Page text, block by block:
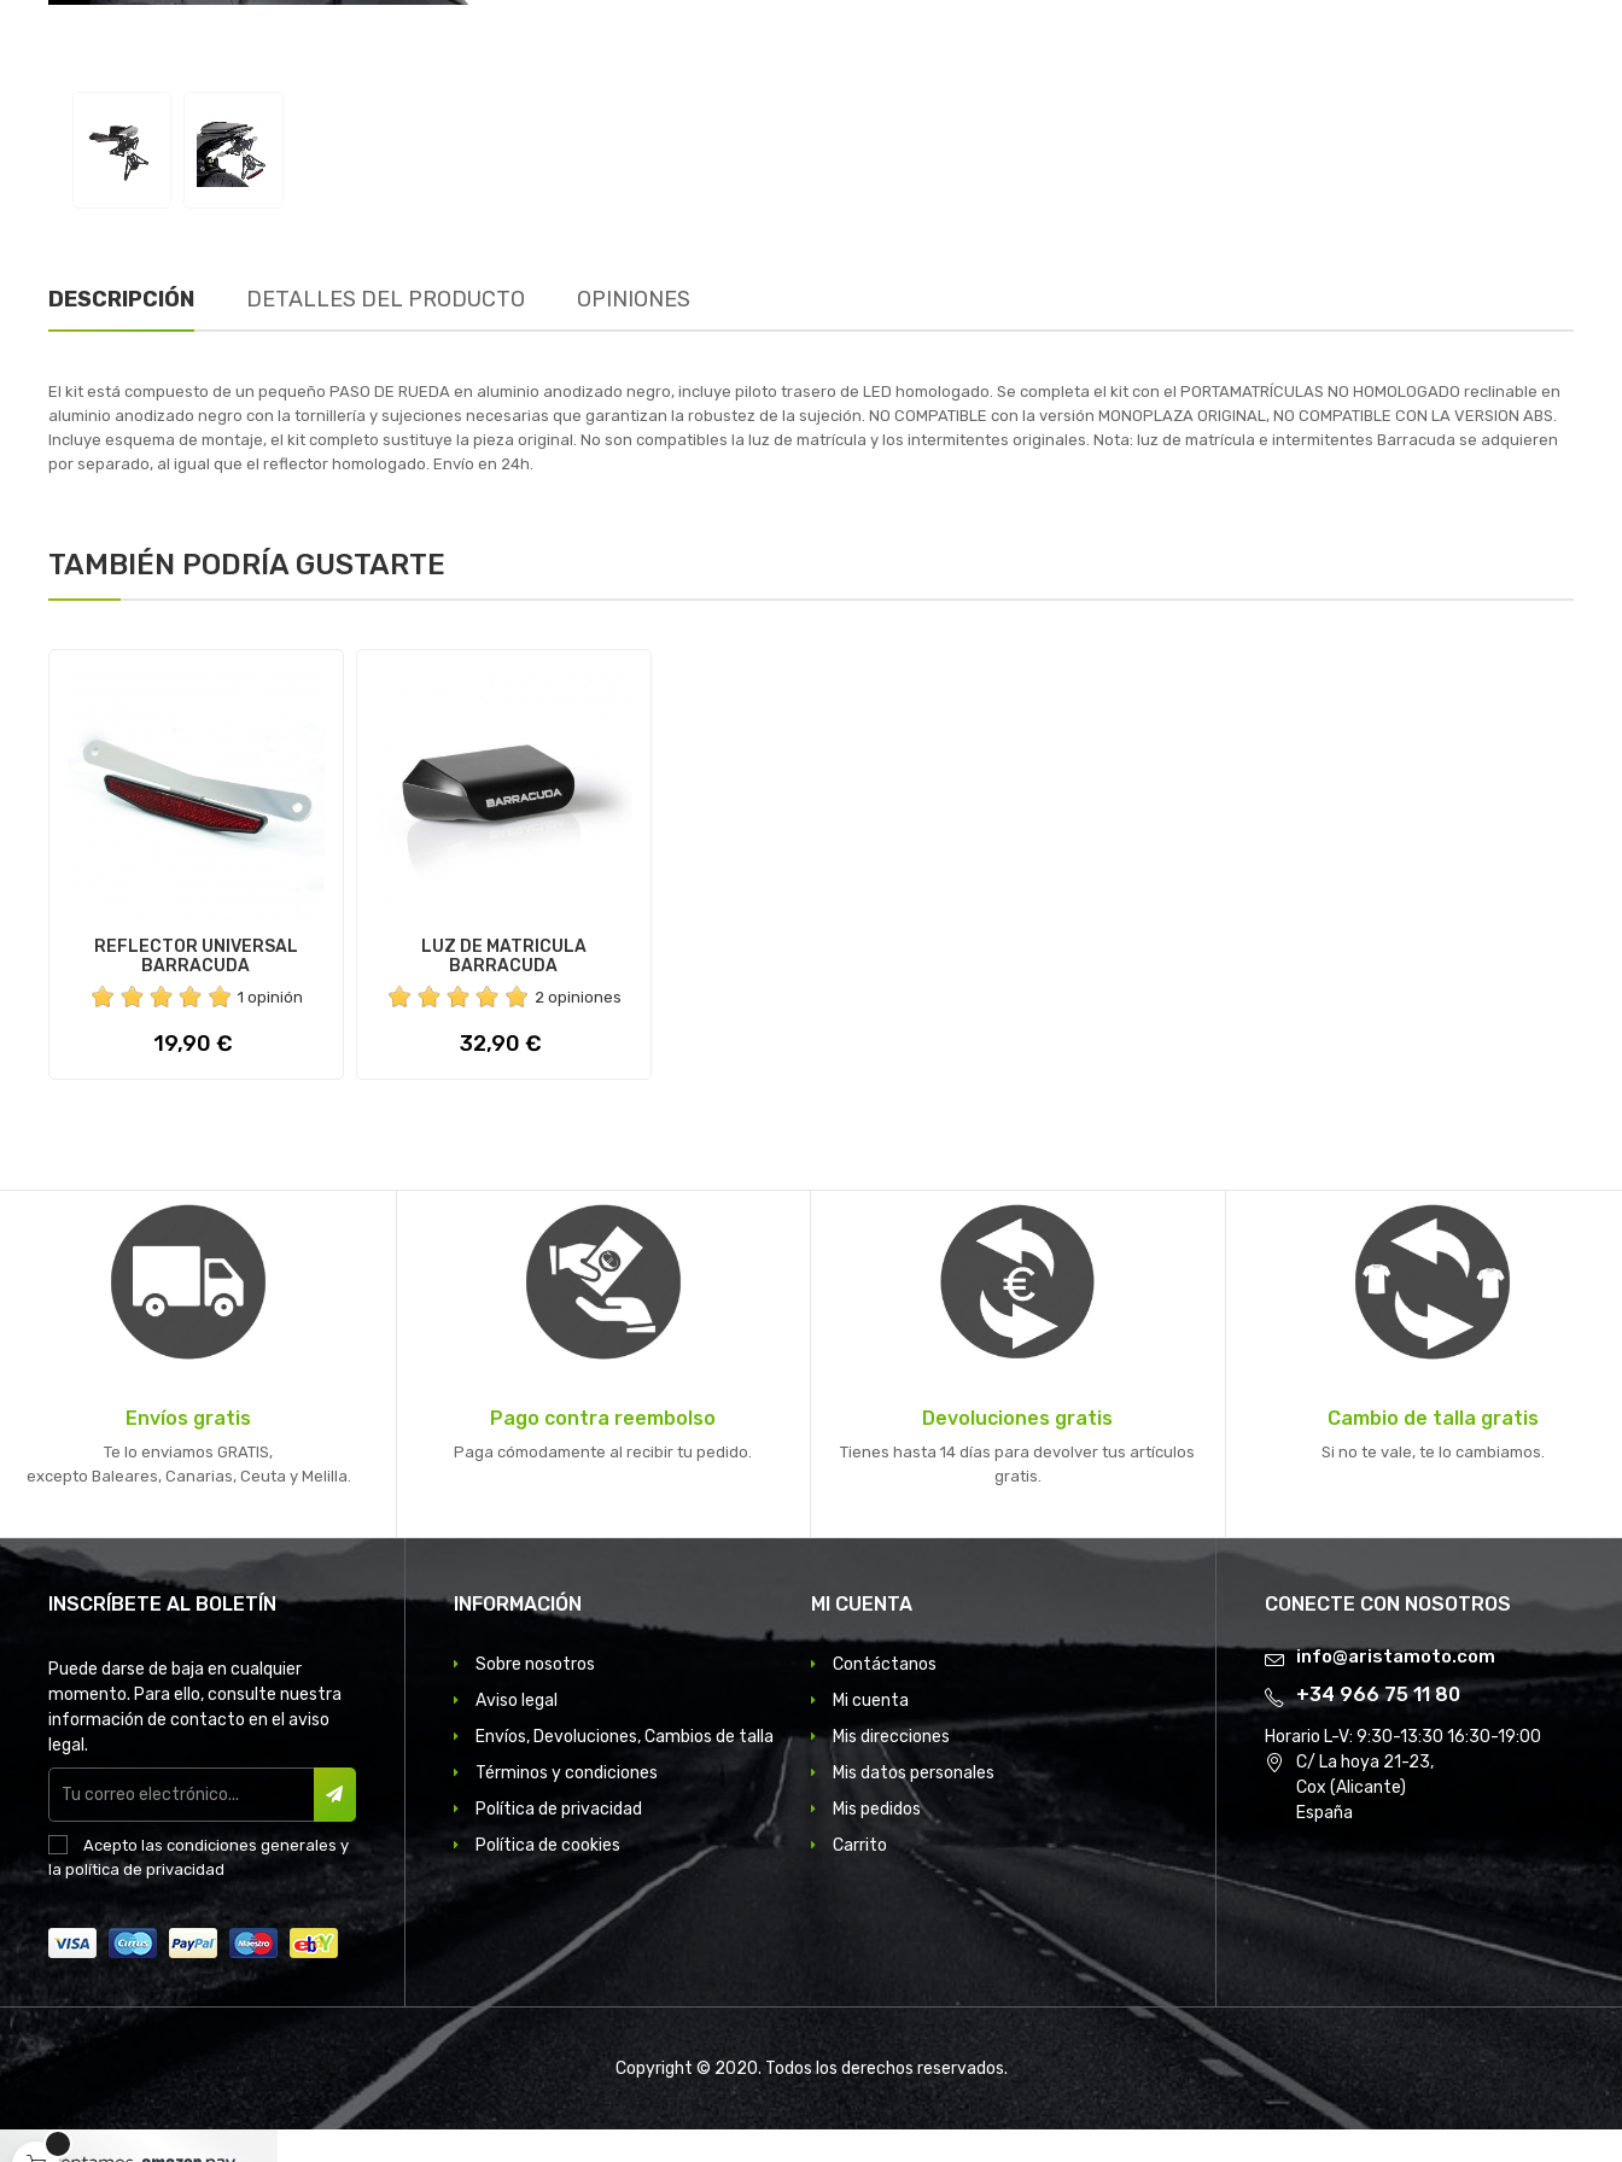
DESCRIPCIÓN DETALLES DEL PRODUCTO OPINIONES
El kit está compuesto de un pequeño PASO DE RUEDA en aluminio anodizado negro, incluye piloto trasero de LED homologado. Se completa el kit con el PORTAMATRÍCULAS NO HOMOLOGADO reclinable en
aluminio anodizado negro con la tornillería y sujeciones necesarias que garantizan la robustez de la sujeción. NO COMPATIBLE con la versión MONOPLAZA ORIGINAL, NO COMPATIBLE CON LA VERSION ABS.
Incluye esquema de montaje, el kit completo sustituye la pieza original. No son compatibles la luz de matrícula y los intermitentes originales. Nota: luz de matrícula e intermitentes Barracuda se adquieren
por separado, al igual que el reflector homologado. Envío en 24h.
TAMBIÉN PODRÍA GUSTARTE
REFLECTOR UNIVERSAL
BARRACUDA
1 opinión
Precio
19,90 €
LUZ DE MATRICULA
BARRACUDA
2 opiniones
Precio
32,90 €
Envíos gratis
Te lo enviamos GRATIS,
excepto Baleares, Canarias, Ceuta y Melilla.
Pago contra reembolso
Paga cómodamente al recibir tu pedido.
Devoluciones gratis
Tienes hasta 14 días para devolver tus artículos
gratis.
Cambio de talla gratis
Si no te vale, te lo cambiamos.
INSCRÍBETE AL BOLETÍN
Puede darse de baja en cualquier
momento. Para ello, consulte nuestra
información de contacto en el aviso
legal.
Acepto las condiciones generales y
la política de privacidad
CONECTE CON NOSOTROS
info@aristamoto.com
+34 966 75 11 80
Horario L-V: 9:30-13:30 16:30-19:00
C/ La hoya 21-23,
Cox (Alicante)
España
INFORMACIÓN
Sobre nosotros
Aviso legal
Envíos, Devoluciones, Cambios de talla
Términos y condiciones
Política de privacidad
Política de cookies
MI CUENTA
Contáctanos
Mi cuenta
Mis direcciones
Mis datos personales
Mis pedidos
Carrito
Copyright © 2020. Todos los derechos reservados.